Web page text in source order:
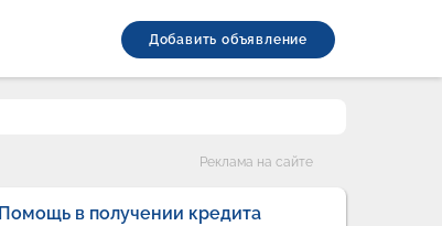
Добавить объявление
Реклама на сайте
Помощь в получении кредита